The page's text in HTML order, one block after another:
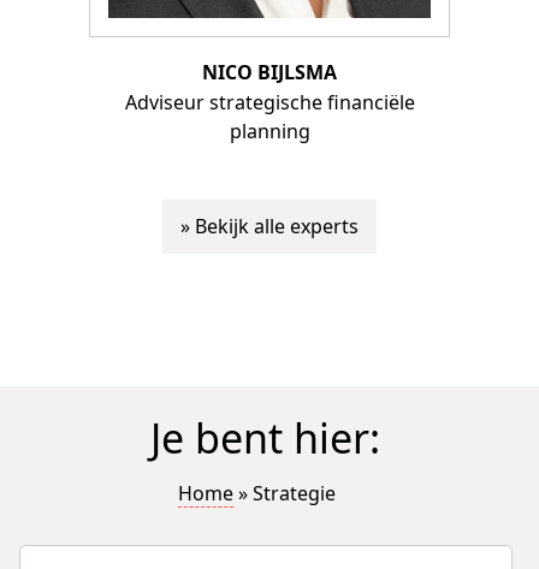
NICO BIJLSMA
Adviseur strategische financiële
planning
» Bekijk alle experts
Je bent hier:
Home»Strategie